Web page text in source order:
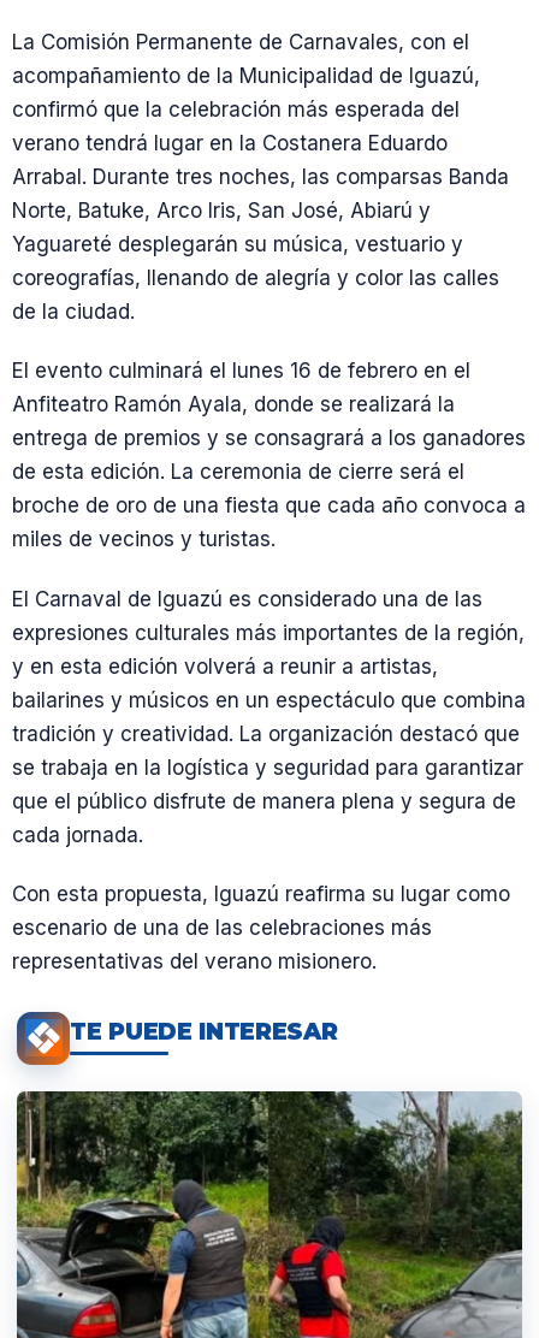
La Comisión Permanente de Carnavales, con el
acompañamiento de la Municipalidad de Iguazú,
confirmó que la celebración más esperada del
verano tendrá lugar en la Costanera Eduardo
Arrabal. Durante tres noches, las comparsas Banda
Norte, Batuke, Arco Iris, San José, Abiarú y
Yaguareté desplegarán su música, vestuario y
coreografías, llenando de alegría y color las calles
de la ciudad.
El evento culminará el lunes 16 de febrero en el
Anfiteatro Ramón Ayala, donde se realizará la
entrega de premios y se consagrará a los ganadores
de esta edición. La ceremonia de cierre será el
broche de oro de una fiesta que cada año convoca a
miles de vecinos y turistas.
El Carnaval de Iguazú es considerado una de las
expresiones culturales más importantes de la región,
y en esta edición volverá a reunir a artistas,
bailarines y músicos en un espectáculo que combina
tradición y creatividad. La organización destacó que
se trabaja en la logística y seguridad para garantizar
que el público disfrute de manera plena y segura de
cada jornada.
Con esta propuesta, Iguazú reafirma su lugar como
escenario de una de las celebraciones más
representativas del verano misionero.
TE PUEDE INTERESAR